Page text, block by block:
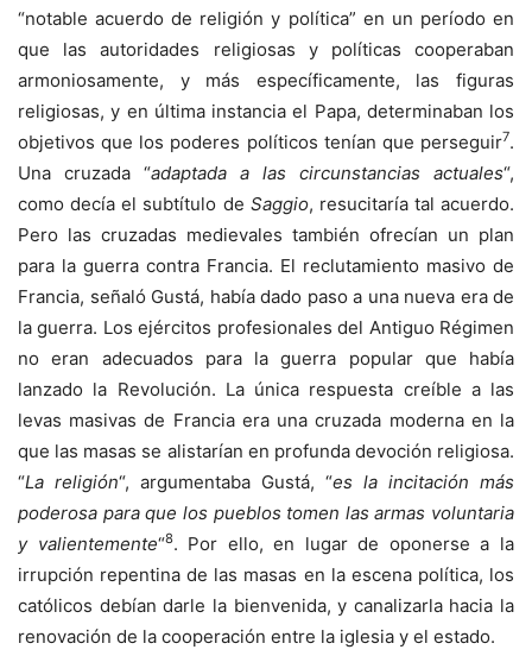
“notable acuerdo de religión y política” en un período en
que las autoridades religiosas y políticas cooperaban
armoniosamente, y más específicamente, las figuras
religiosas, y en última instancia el Papa, determinaban los
objetivos que los poderes políticos tenían que perseguir7.
Una cruzada “adaptada a las circunstancias actuales“,
como decía el subtítulo de Saggio, resucitaría tal acuerdo.
Pero las cruzadas medievales también ofrecían un plan
para la guerra contra Francia. El reclutamiento masivo de
Francia, señaló Gustá, había dado paso a una nueva era de
la guerra. Los ejércitos profesionales del Antiguo Régimen
no eran adecuados para la guerra popular que había
lanzado la Revolución. La única respuesta creíble a las
levas masivas de Francia era una cruzada moderna en la
que las masas se alistarían en profunda devoción religiosa.
“La religión“, argumentaba Gustá, “es la incitación más
poderosa para que los pueblos tomen las armas voluntaria
y valientemente“8. Por ello, en lugar de oponerse a la
irrupción repentina de las masas en la escena política, los
católicos debían darle la bienvenida, y canalizarla hacia la
renovación de la cooperación entre la iglesia y el estado.